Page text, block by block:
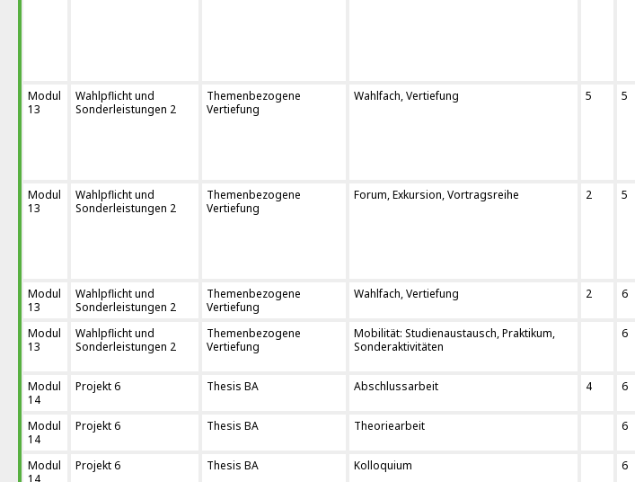
Modul
13
Wahlpflicht und
Sonderleistungen 2
Themenbezogene
Vertiefung
Wahlfach, Vertiefung 5 5
Modul
13
Wahlpflicht und
Sonderleistungen 2
Themenbezogene
Vertiefung
Forum, Exkursion, Vortragsreihe 2 5
Modul
13
Wahlpflicht und
Sonderleistungen 2
Themenbezogene
Vertiefung
Wahlfach, Vertiefung 2 6
Modul
13
Wahlpflicht und
Sonderleistungen 2
Themenbezogene
Vertiefung
Mobilität: Studienaustausch, Praktikum,
Sonderaktivitäten
6
Modul
14
Projekt 6 Thesis BA Abschlussarbeit 4 6
Modul
14
Projekt 6 Thesis BA Theoriearbeit 6
Modul
Projekt 6 Thesis BA Kolloquium 6